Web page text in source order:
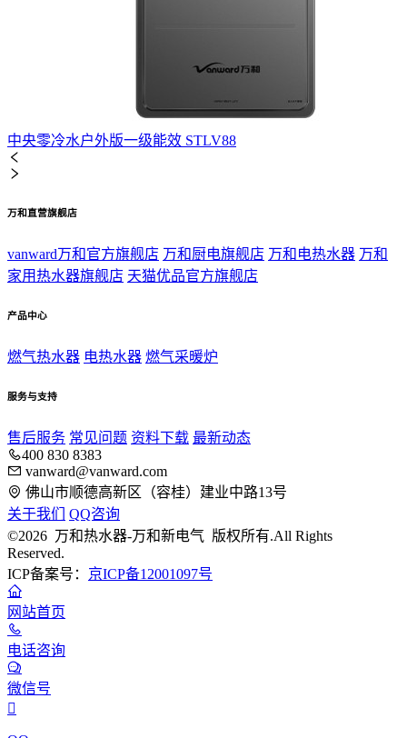
中央零冷水户外版一级能效 STLV88
万和直营旗舰店
vanward万和官方旗舰店 万和厨电旗舰店 万和电热水器 万和
家用热水器旗舰店 天猫优品官方旗舰店
产品中心
燃气热水器 电热水器 燃气采暖炉
服务与支持
售后服务 常见问题 资料下载 最新动态
400 830 8383
vanward@vanward.com
佛山市顺德高新区（容桂）建业中路13号
关于我们
QQ咨询
©2026 万和热水器-万和新电气 版权所有.All Rights
Reserved.
ICP备案号： 京ICP备12001097号
网站首页
电话咨询
微信号
